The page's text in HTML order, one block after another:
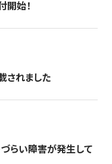
開始！
されました
づらい障害が発生して